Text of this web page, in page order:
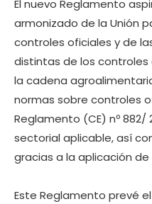
El nuevo Reglamento
armonizado de la Unión
controles oficiales y de
distintas de los
la cadena
normas sobre controles
Reglamento (CE) nº 882/
sectorial aplicable, así
gracias a la aplicación
Este Reglamento prevé